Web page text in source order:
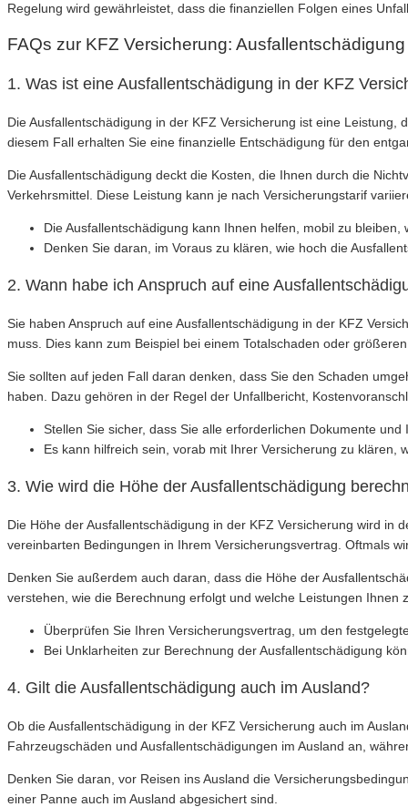
Regelung wird gewährleistet, dass die finanziellen Folgen eines
FAQs zur KFZ Versicherung: Ausfallentschädigung
1. Was ist eine Ausfallentschädigung in der KFZ
Die Ausfallentschädigung in der KFZ Versicherung ist eine
diesem Fall erhalten Sie eine finanzielle Entschädigung für den
Die Ausfallentschädigung deckt die Kosten, die Ihnen durch die
Verkehrsmittel. Diese Leistung kann je nach Versicherungstarif
Die Ausfallentschädigung kann Ihnen helfen, mobil zu
Denken Sie daran, im Voraus zu klären, wie hoch die
2. Wann habe ich Anspruch auf eine
Sie haben Anspruch auf eine Ausfallentschädigung in der KFZ
muss. Dies kann zum Beispiel bei einem Totalschaden oder
Sie sollten auf jeden Fall daran denken, dass Sie den Schaden
haben. Dazu gehören in der Regel der Unfallbericht,
Stellen Sie sicher, dass Sie alle erforderlichen Dokumente
Es kann hilfreich sein, vorab mit Ihrer Versicherung zu
3. Wie wird die Höhe der Ausfallentschädigung
Die Höhe der Ausfallentschädigung in der KFZ Versicherung wird
vereinbarten Bedingungen in Ihrem Versicherungsvertrag. Oftmals
Denken Sie außerdem auch daran, dass die Höhe der
verstehen, wie die Berechnung erfolgt und welche Leistungen Ihnen
Überprüfen Sie Ihren Versicherungsvertrag, um den
Bei Unklarheiten zur Berechnung der Ausfallentschädigung
4. Gilt die Ausfallentschädigung auch im Ausland?
Ob die Ausfallentschädigung in der KFZ Versicherung auch im
Fahrzeugschäden und Ausfallentschädigungen im Ausland an,
Denken Sie daran, vor Reisen ins Ausland die
einer Panne auch im Ausland abgesichert sind.